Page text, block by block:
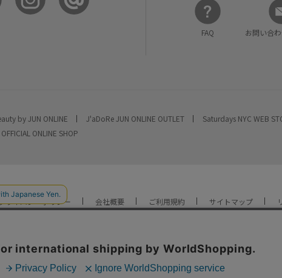
FAQ お問い合
by JUN ONLINE J'aDoRe JUN ONLINE OUTLET Saturdays NYC WEB
ONLINE SHOP
ライバシーポリシー 会社概要 ご利用規約 サイトマップ
YOU ARE CULTURE.